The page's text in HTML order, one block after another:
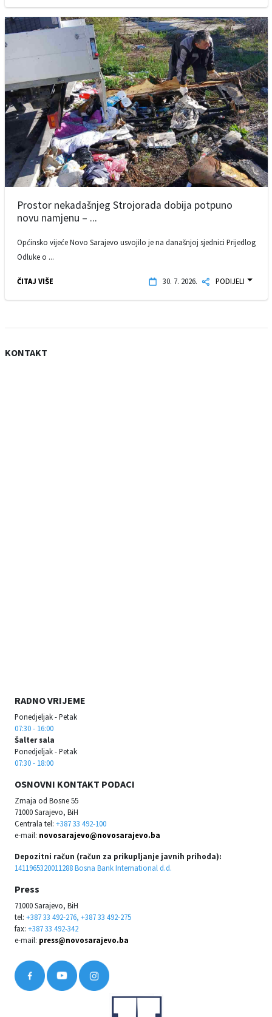
Prostor nekadašnjeg Strojorada dobija potpuno
novu namjenu – ...
Općinsko vijeće Novo Sarajevo usvojilo je na današnjoj sjednici Prijedlog
Odluke o ...
ČITAJ VIŠE 30. 7. 2026. PODIJELI
KONTAKT
RADNO VRIJEME
Ponedjeljak - Petak
07:30 - 16:00
Šalter sala
Ponedjeljak - Petak
07:30 - 18:00
OSNOVNI KONTAKT PODACI
Zmaja od Bosne 55
71000 Sarajevo, BiH
Centrala tel: +387 33 492-100
e-mail: novosarajevo@novosarajevo.ba
Depozitni račun (račun za prikupljanje javnih prihoda):
1411965320011288 Bosna Bank International d.d.
Press
71000 Sarajevo, BiH
tel: +387 33 492-276, +387 33 492-275
fax: +387 33 492-342
e-mail: press@novosarajevo.ba